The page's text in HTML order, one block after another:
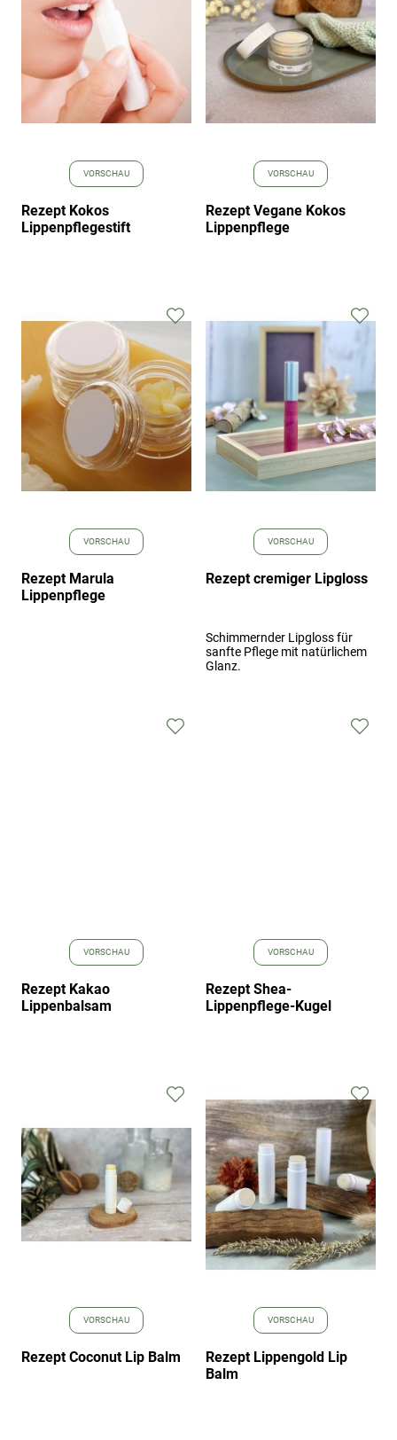
VORSCHAU
Rezept Kokos
Lippenpflegestift
hinzufügen
VORSCHAU
Rezept Vegane Kokos
Lippenpflege
VORSCHAU
Rezept Marula
Lippenpflege
Zur
Wunschliste
hinzufügen
VORSCHAU
Rezept cremiger Lipgloss
Schimmernder Lipgloss für
sanfte Pflege mit natürlichem
Glanz.
Zur
VORSCHAU
Rezept Kakao
Lippenbalsam
Zur
VORSCHAU
Rezept Shea-
Lippenpflege-Kugel
Zur
VORSCHAU
Rezept Coconut Lip Balm
Zur
Wunschliste
hinzufügen
VORSCHAU
Rezept Lippengold Lip
Balm
Zur